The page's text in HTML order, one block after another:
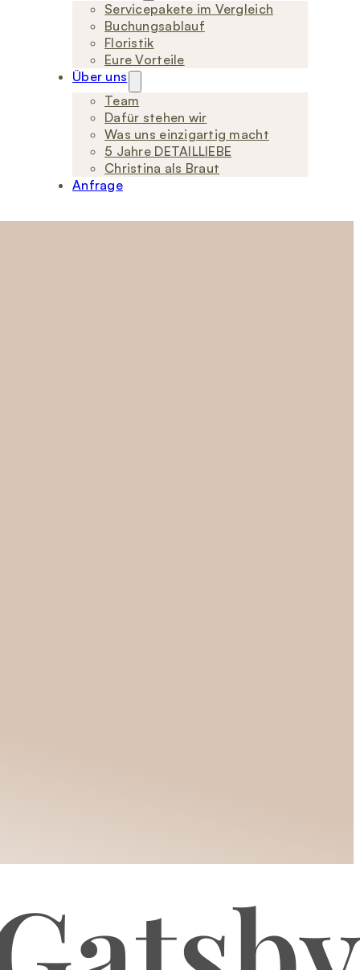
Servicepakete im Vergleich
Buchungsablauf
Floristik
Eure Vorteile
Über uns
Team
Dafür stehen wir
Was uns einzigartig macht
5 Jahre DETAILLIEBE
Christina als Braut
Anfrage